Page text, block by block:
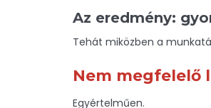
Az eredmény:
Tehát miközben a
Nem megfelelő
Egyértelműen.